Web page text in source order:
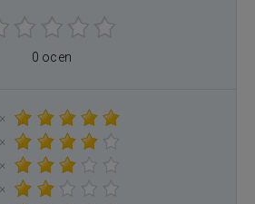
0 ocen
×
×
×
×